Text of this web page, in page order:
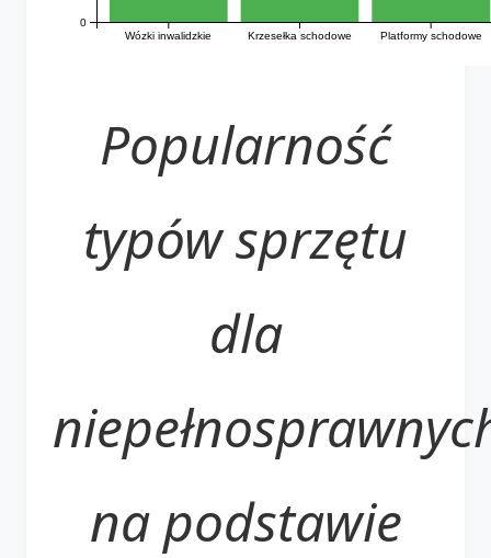
Wózki inwalidzkie Krzesełka schodowe Platformy schodowe
0
Popularność
typów sprzętu
dla
na podstawie